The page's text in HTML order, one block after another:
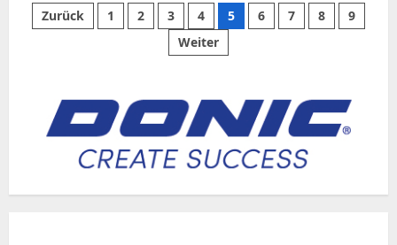
bei
den
Deutschen
Meisterschaften
Seitennummerierung
Beiträge
Zurück 1 2 3 4 5 6 7 8
9
Weiter